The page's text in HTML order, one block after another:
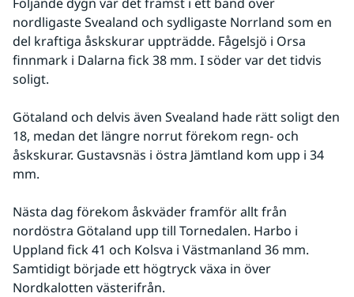
nordligaste Svealand och sydligaste Norrland som en
del kraftiga åskskurar uppträdde. Fågelsjö i Orsa
finnmark i Dalarna fick 38 mm. I söder var det tidvis
soligt.
Götaland och delvis även Svealand hade rätt soligt den
18, medan det längre norrut förekom regn- och
åskskurar. Gustavsnäs i östra Jämtland kom upp i 34
mm.
Nästa dag förekom åskväder framför allt från
nordöstra Götaland upp till Tornedalen. Harbo i
Uppland fick 41 och Kolsva i Västmanland 36 mm.
Samtidigt började ett högtryck växa in över
Nordkalotten västerifrån.